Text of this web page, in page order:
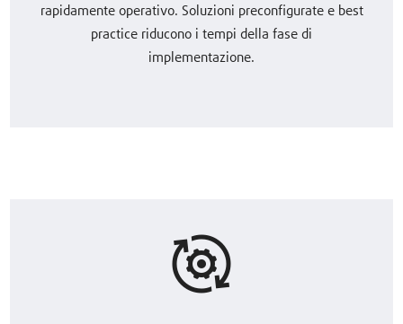
rapidamente operativo. Soluzioni preconfigurate e best
practice riducono i tempi della fase di
implementazione.